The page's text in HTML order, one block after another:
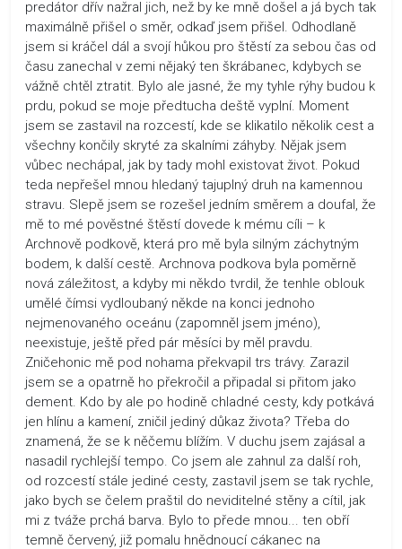
predátor dřív nažral jich, než by ke mně došel a já bych tak
maximálně přišel o směr, odkaď jsem přišel. Odhodlaně
jsem si kráčel dál a svojí hůkou pro štěstí za sebou čas od
času zanechal v zemi nějaký ten škrábanec, kdybych se
vážně chtěl ztratit. Bylo ale jasné, že my tyhle rýhy budou k
prdu, pokud se moje předtucha deště vyplní. Moment
jsem se zastavil na rozcestí, kde se klikatilo několik cest a
všechny končily skryté za skalními záhyby. Nějak jsem
vůbec nechápal, jak by tady mohl existovat život. Pokud
teda nepřešel mnou hledaný tajuplný druh na kamennou
stravu. Slepě jsem se rozešel jedním směrem a doufal, že
mě to mé pověstné štěstí dovede k mému cíli – k
Archnově podkově, která pro mě byla silným záchytným
bodem, k další cestě. Archnova podkova byla poměrně
nová záležitost, a kdyby mi někdo tvrdil, že tenhle oblouk
umělé čímsi vydloubaný někde na konci jednoho
nejmenovaného oceánu (zapomněl jsem jméno),
neexistuje, ještě před pár měsíci by měl pravdu.
Zničehonic mě pod nohama překvapil trs trávy. Zarazil
jsem se a opatrně ho překročil a připadal si přitom jako
dement. Kdo by ale po hodině chladné cesty, kdy potkává
jen hlínu a kamení, zničil jediný důkaz života? Třeba do
znamená, že se k něčemu blížím. V duchu jsem zajásal a
nasadil rychlejší tempo. Co jsem ale zahnul za další roh,
od rozcestí stále jediné cesty, zastavil jsem se tak rychle,
jako bych se čelem praštil do neviditelné stěny a cítil, jak
mi z tváže prchá barva. Bylo to přede mnou... ten obří
temně červený, již pomalu hnědnoucí cákanec na